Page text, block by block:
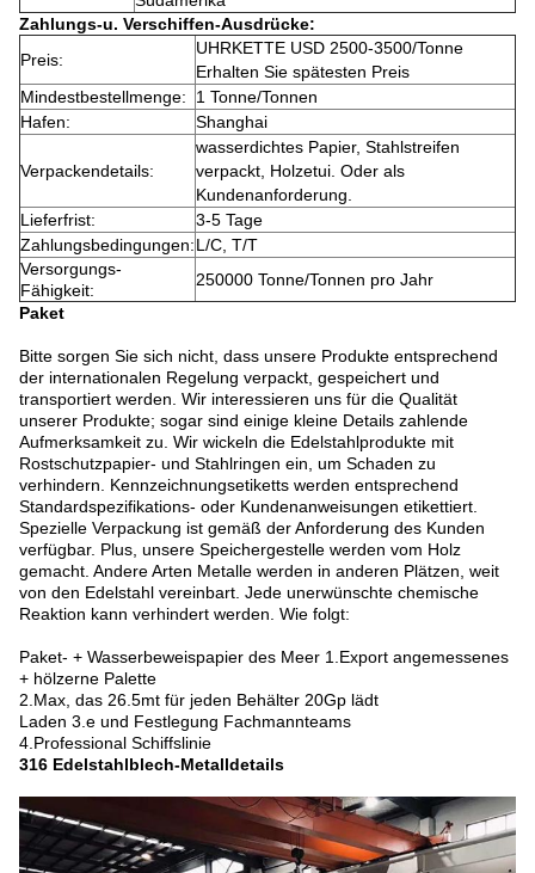
Zahlungs-u. Verschiffen-Ausdrücke:
Preis:
UHRKETTE USD 2500-3500/Tonne
Erhalten Sie spätesten Preis
Mindestbestellmenge:
1 Tonne/Tonnen
Hafen:
Shanghai
Verpackendetails:
wasserdichtes Papier, Stahlstreifen
verpackt, Holzetui. Oder als
Kundenanforderung.
Lieferfrist:
3-5 Tage
Zahlungsbedingungen:L/C, T/T
Versorgungs-
Fähigkeit:
250000 Tonne/Tonnen pro Jahr
Paket
Bitte sorgen Sie sich nicht, dass unsere Produkte entsprechend
der internationalen Regelung verpackt, gespeichert und
transportiert werden. Wir interessieren uns für die Qualität
unserer Produkte; sogar sind einige kleine Details zahlende
Aufmerksamkeit zu. Wir wickeln die Edelstahlprodukte mit
Rostschutzpapier- und Stahlringen ein, um Schaden zu
verhindern. Kennzeichnungsetiketts werden entsprechend
Standardspezifikations- oder Kundenanweisungen etikettiert.
Spezielle Verpackung ist gemäß der Anforderung des Kunden
verfügbar. Plus, unsere Speichergestelle werden vom Holz
gemacht. Andere Arten Metalle werden in anderen Plätzen, weit
von den Edelstahl vereinbart. Jede unerwünschte chemische
Reaktion kann verhindert werden. Wie folgt:
Paket- + Wasserbeweispapier des Meer 1.Export angemessenes
+ hölzerne Palette
2.Max, das 26.5mt für jeden Behälter 20Gp lädt
Laden 3.e und Festlegung Fachmannteams
4.Professional Schiffslinie
316 Edelstahlblech-Metalldetails